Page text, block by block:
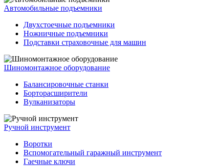
Автомобильные подъемники
Двухстоечные подъемники
Ножничные подъемники
Подставки страховочные для машин
Шиномонтажное оборудование
Балансировочные станки
Борторасширители
Вулканизаторы
Ручной инструмент
Воротки
Вспомогательный гаражный инструмент
Гаечные ключи